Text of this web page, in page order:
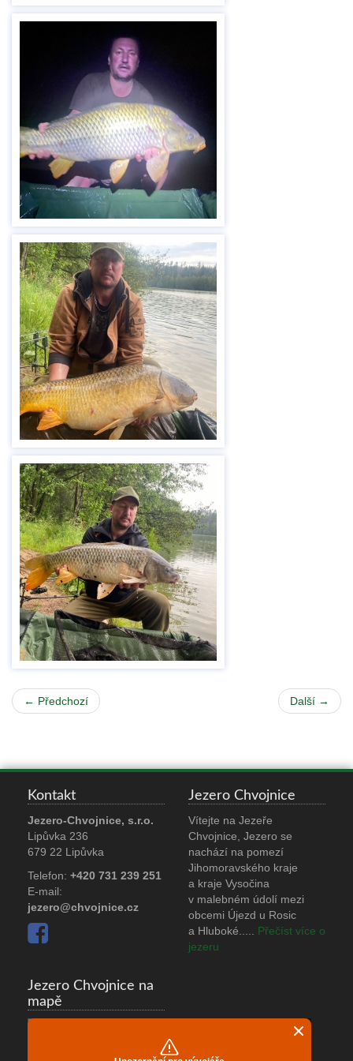
← Předchozí Další →
Kontakt
Jezero-Chvojnice, s.r.o.
Lipůvka 236
679 22 Lipůvka
Telefon: +420 731 239 251
E-mail:
jezero@chvojnice.cz
Jezero Chvojnice
Vítejte na Jezeře
Chvojnice, Jezero se
nachází na pomezí
Jihomoravského kraje
a kraje Vysočina
v malebném údolí mezi
obcemi Újezd u Rosic
a Hluboké.
Přečíst více o
jezeru
Jezero Chvojnice na
mapě